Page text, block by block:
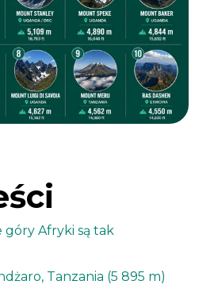
góry Afryki są tak
Tanzania (5 895 m)